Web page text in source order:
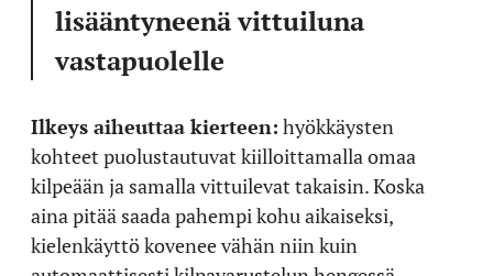
lisääntyneenä vittuiluna
vastapuolelle
Ilkeys aiheuttaa kierteen: hyökkäysten
kohteet puolustautuvat kiilloittamalla omaa
kilpeään ja samalla vittuilevat takaisin. Koska
aina pitää saada pahempi kohu aikaiseksi,
kielenkäyttö kovenee vähän niin kuin